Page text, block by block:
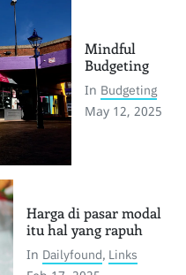
Mindful
Budgeting
In Budgeting
May 12, 2025
Harga di pasar modal
itu hal yang rapuh
In Dailyfound, Links